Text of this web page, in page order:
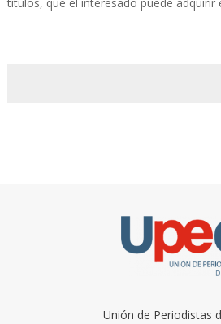
Unión de Periodistas